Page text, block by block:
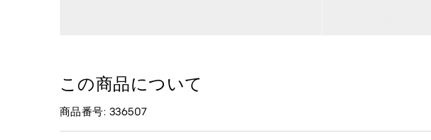
この商品について
商品番号: 336507